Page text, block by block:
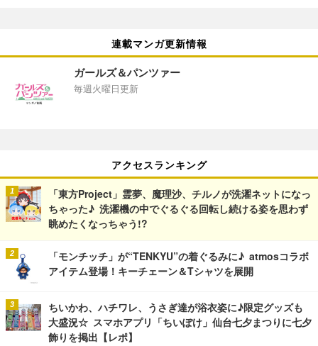
連載マンガ更新情報
ガールズ＆パンツァー
毎週火曜日更新
アクセスランキング
「東方Project」霊夢、魔理沙、チルノが洗濯ネットになっ
ちゃった♪ 洗濯機の中でぐるぐる回転し続ける姿を思わず
眺めたくなっちゃう!?
「モンチッチ」が“TENKYU”の着ぐるみに♪ atmosコラボ
アイテム登場！キーチェーン＆Tシャツを展開
ちいかわ、ハチワレ、うさぎ達が浴衣姿に♪限定グッズも
大盛況☆ スマホアプリ「ちいぽけ」仙台七夕まつりに七夕
飾りを掲出【レポ】